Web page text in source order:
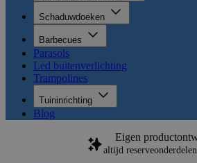
Schaduwdoeken
Barbecues
Parasols
Led buitenverlichting
Trampolines
Tuininrichting
Blog
Eigen
altijd